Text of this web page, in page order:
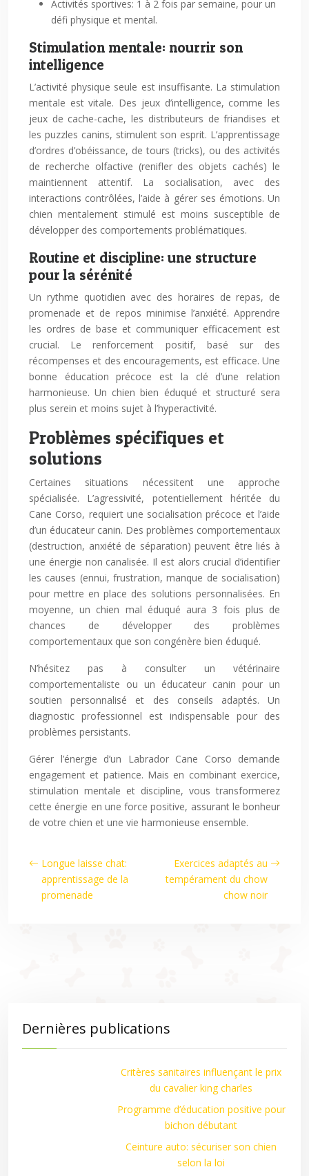
Activités sportives: 1 à 2 fois par semaine, pour un
défi physique et mental.
Stimulation mentale: nourrir son
intelligence
L’activité physique seule est insuffisante. La stimulation
mentale est vitale. Des jeux d’intelligence, comme les
jeux de cache-cache, les distributeurs de friandises et
les puzzles canins, stimulent son esprit. L’apprentissage
d’ordres d’obéissance, de tours (tricks), ou des activités
de recherche olfactive (renifler des objets cachés) le
maintiennent attentif. La socialisation, avec des
interactions contrôlées, l’aide à gérer ses émotions. Un
chien mentalement stimulé est moins susceptible de
développer des comportements problématiques.
Routine et discipline: une structure
pour la sérénité
Un rythme quotidien avec des horaires de repas, de
promenade et de repos minimise l’anxiété. Apprendre
les ordres de base et communiquer efficacement est
crucial. Le renforcement positif, basé sur des
récompenses et des encouragements, est efficace. Une
bonne éducation précoce est la clé d’une relation
harmonieuse. Un chien bien éduqué et structuré sera
plus serein et moins sujet à l’hyperactivité.
Problèmes spécifiques et
solutions
Certaines situations nécessitent une approche
spécialisée. L’agressivité, potentiellement héritée du
Cane Corso, requiert une socialisation précoce et l’aide
d’un éducateur canin. Des problèmes comportementaux
(destruction, anxiété de séparation) peuvent être liés à
une énergie non canalisée. Il est alors crucial d’identifier
les causes (ennui, frustration, manque de socialisation)
pour mettre en place des solutions personnalisées. En
moyenne, un chien mal éduqué aura 3 fois plus de
chances de développer des problèmes
comportementaux que son congénère bien éduqué.
N’hésitez pas à consulter un vétérinaire
comportementaliste ou un éducateur canin pour un
soutien personnalisé et des conseils adaptés. Un
diagnostic professionnel est indispensable pour des
problèmes persistants.
Gérer l’énergie d’un Labrador Cane Corso demande
engagement et patience. Mais en combinant exercice,
stimulation mentale et discipline, vous transformerez
cette énergie en une force positive, assurant le bonheur
de votre chien et une vie harmonieuse ensemble.
Longue laisse chat:
apprentissage de la
promenade
Exercices adaptés au
tempérament du chow
chow noir
Dernières publications
Critères sanitaires influençant le prix
du cavalier king charles
Programme d’éducation positive pour
bichon débutant
Ceinture auto: sécuriser son chien
selon la loi